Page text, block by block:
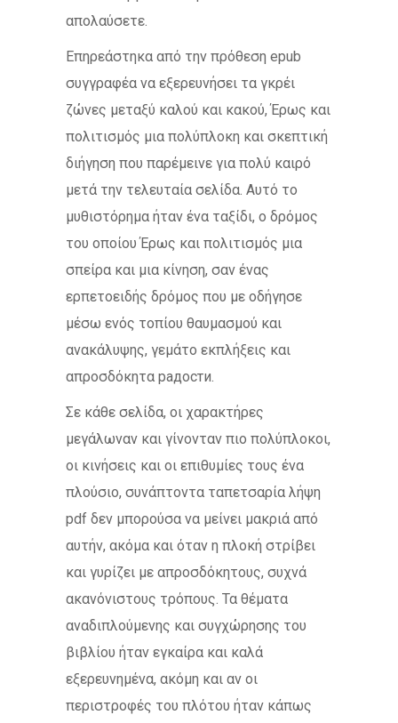
απολαύσετε.
Επηρεάστηκα από την πρόθεση epub
συγγραφέα να εξερευνήσει τα γκρέι
ζώνες μεταξύ καλού και κακού, Έρως και
πολιτισμός μια πολύπλοκη και σκεπτική
διήγηση που παρέμεινε για πολύ καιρό
μετά την τελευταία σελίδα. Αυτό το
μυθιστόρημα ήταν ένα ταξίδι, ο δρόμος
του οποίου Έρως και πολιτισμός μια
σπείρα και μια κίνηση, σαν ένας
ερπετοειδής δρόμος που με οδήγησε
μέσω ενός τοπίου θαυμασμού και
ανακάλυψης, γεμάτο εκπλήξεις και
απροσδόκητα радости.
Σε κάθε σελίδα, οι χαρακτήρες
μεγάλωναν και γίνονταν πιο πολύπλοκοι,
οι κινήσεις και οι επιθυμίες τους ένα
πλούσιο, συνάπτοντα ταπετσαρία λήψη
pdf δεν μπορούσα να μείνει μακριά από
αυτήν, ακόμα και όταν η πλοκή στρίβει
και γυρίζει με απροσδόκητους, συχνά
ακανόνιστους τρόπους. Τα θέματα
αναδιπλούμενης και συγχώρησης του
βιβλίου ήταν εγκαίρα και καλά
εξερευνημένα, ακόμη και αν οι
περιστροφές του πλότου ήταν κάπως